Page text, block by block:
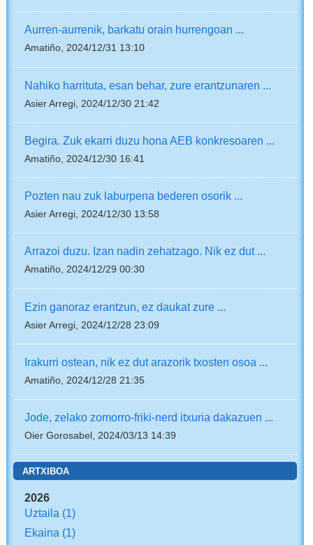
Aurren-aurrenik, barkatu orain hurrengoan ...
Amatiño, 2024/12/31 13:10
Nahiko harrituta, esan behar, zure erantzunaren ...
Asier Arregi, 2024/12/30 21:42
Begira. Zuk ekarri duzu hona AEB konkresoaren ...
Amatiño, 2024/12/30 16:41
Pozten nau zuk laburpena bederen osorik ...
Asier Arregi, 2024/12/30 13:58
Arrazoi duzu. Izan nadin zehatzago. Nik ez dut ...
Amatiño, 2024/12/29 00:30
Ezin ganoraz erantzun, ez daukat zure ...
Asier Arregi, 2024/12/28 23:09
Irakurri ostean, nik ez dut arazorik txosten osoa ...
Amatiño, 2024/12/28 21:35
Jode, zelako zomorro-friki-nerd itxuria dakazuen ...
Oier Gorosabel, 2024/03/13 14:39
ARTXIBOA
2026
Uztaila (1)
Ekaina (1)